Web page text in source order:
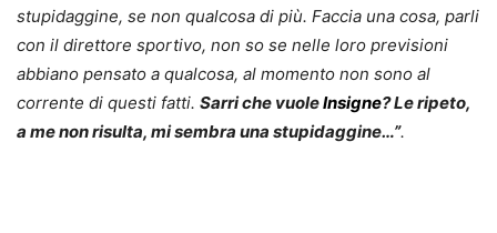
stupidaggine, se non qualcosa di più. Faccia una cosa, parli
con il direttore sportivo, non so se nelle loro previsioni
abbiano pensato a qualcosa, al momento non sono al
corrente di questi fatti. Sarri che vuoleInsigne? Le ripeto,
a me non risulta, mi sembra una stupidaggine…”.